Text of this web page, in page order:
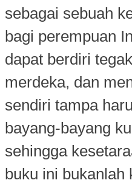
sebagai sebuah
bagi perempuan
dapat berdiri
merdeka, dan
sendiri tampa
bayang-bayang
sehingga
buku ini bukanlah